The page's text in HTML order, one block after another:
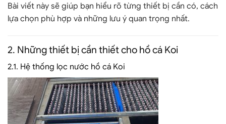
Bài viết này sẽ giúp bạn hiểu rõ từng thiết bị cần có, cách
lựa chọn phù hợp và những lưu ý quan trọng nhất.
2. Những thiết bị cần thiết cho hồ cá Koi
2.1. Hệ thống lọc nước hồ cá Koi